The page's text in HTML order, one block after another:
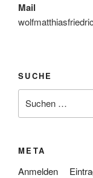
Mail
SUCHE
nach:
META
Anmelden